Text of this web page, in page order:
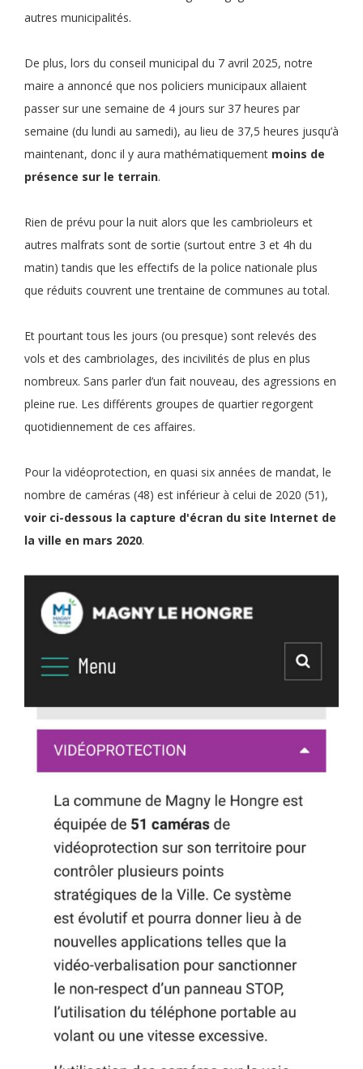
autres municipalités.
De plus, lors du conseil municipal du 7 avril 2025, notre
maire a annoncé que nos policiers municipaux allaient
passer sur une semaine de 4 jours sur 37 heures par
semaine (du lundi au samedi), au lieu de 37,5 heures jusqu’à
maintenant, donc il y aura mathématiquement moins de
présence sur le terrain.
Rien de prévu pour la nuit alors que les cambrioleurs et
autres malfrats sont de sortie (surtout entre 3 et 4h du
matin) tandis que les effectifs de la police nationale plus
que réduits couvrent une trentaine de communes au total.
Et pourtant tous les jours (ou presque) sont relevés des
vols et des cambriolages, des incivilités de plus en plus
nombreux. Sans parler d’un fait nouveau, des agressions en
pleine rue. Les différents groupes de quartier regorgent
quotidiennement de ces affaires.
Pour la vidéoprotection, en quasi six années de mandat, le
nombre de caméras (48) est inférieur à celui de 2020 (51),
voir ci-dessous la capture d'écran du site Internet de
la ville en mars 2020.